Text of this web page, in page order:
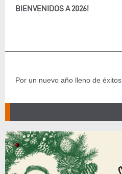
BIENVENIDOS A 2026!
Por un nuevo año lleno de éxitos